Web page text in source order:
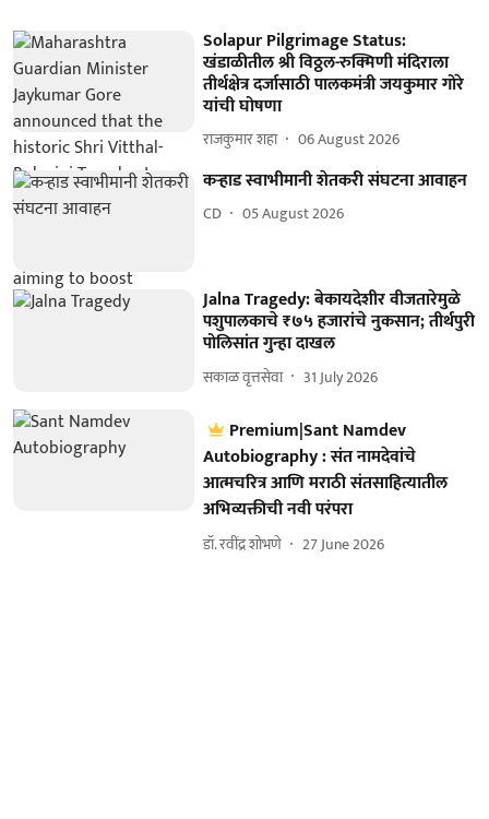
Solapur Pilgrimage Status:
खंडाळीतील श्री विठ्ठल-रुक्मिणी मंदिराला
तीर्थक्षेत्र दर्जासाठी पालकमंत्री जयकुमार गोरे
यांची घोषणा
राजकुमार शहा 06 August 2026
कऱ्हाड स्वाभीमानी शेतकरी संघटना आवाहन
CD 05 August 2026
Jalna Tragedy: बेकायदेशीर वीजतारेमुळे
पशुपालकाचे ₹७५ हजारांचे नुकसान; तीर्थपुरी
पोलिसांत गुन्हा दाखल
सकाळ वृत्तसेवा 31 July 2026
Premium|Sant Namdev
Autobiography : संत नामदेवांचे
आत्मचरित्र आणि मराठी संतसाहित्यातील
अभिव्यक्तीची नवी परंपरा
डॉ. रवींद्र शोभणे 27 June 2026